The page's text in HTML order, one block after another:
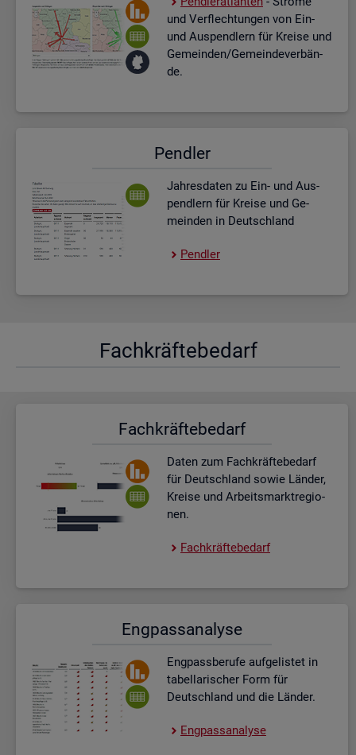
und Ver­flech­tun­gen von Ein-
und Aus­pend­lern für Krei­se und
Ge­mein­den/Ge­mein­de­ver­bän­
de.
Pend­ler
Jah­res­da­ten zu Ein- und Aus­
pend­lern für Krei­se und Ge­
mein­den in Deutsch­land
Pend­ler
Fach­kräf­te­be­darf
Fach­kräf­te­be­darf
Daten zum Fach­kräf­te­be­darf
für Deutsch­land sowie Län­der,
Krei­se und Ar­beits­markt­re­gio­
nen.
Fach­kräf­te­be­darf
Eng­pass­ana­ly­se
Eng­pass­be­ru­fe auf­ge­lis­tet in
ta­bel­la­ri­scher Form für
Deutsch­land und die Län­der.
Eng­pass­ana­ly­se